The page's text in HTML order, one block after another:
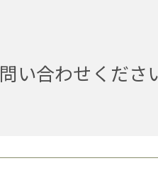
合わせくださ